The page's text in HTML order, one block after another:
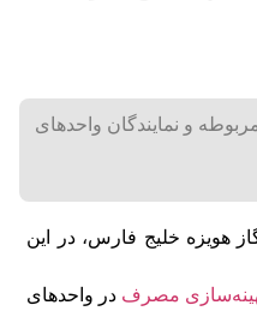
و نمایندگان واحدهای
هویزه خلیج فارس، در این
مصرف در واحدهای